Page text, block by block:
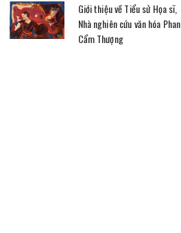
Giới thiệu về Tiểu sử Họa sĩ,
Nhà nghiên cứu văn hóa Phan
Cẩm Thượng